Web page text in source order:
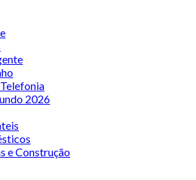
2026
e Construção